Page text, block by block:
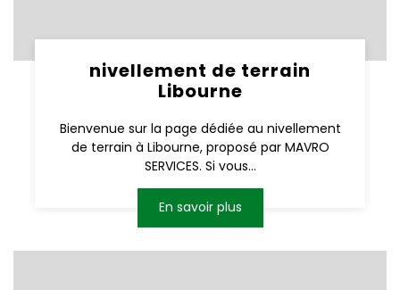
nivellement de terrain
Libourne
Bienvenue sur la page dédiée au nivellement
de terrain à Libourne, proposé par MAVRO
SERVICES. Si vous...
En savoir plus